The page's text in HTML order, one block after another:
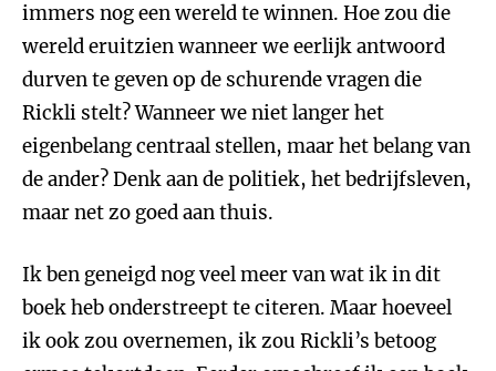
immers nog een wereld te winnen. Hoe zou die
wereld eruitzien wanneer we eerlijk antwoord
durven te geven op de schurende vragen die
Rickli stelt? Wanneer we niet langer het
eigenbelang centraal stellen, maar het belang van
de ander? Denk aan de politiek, het bedrijfsleven,
maar net zo goed aan thuis.
Ik ben geneigd nog veel meer van wat ik in dit
boek heb onderstreept te citeren. Maar hoeveel
ik ook zou overnemen, ik zou Rickli’s betoog